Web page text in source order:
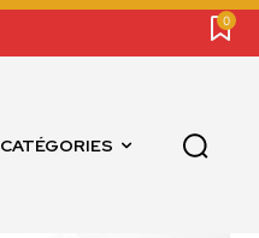
0
CATÉGORIES